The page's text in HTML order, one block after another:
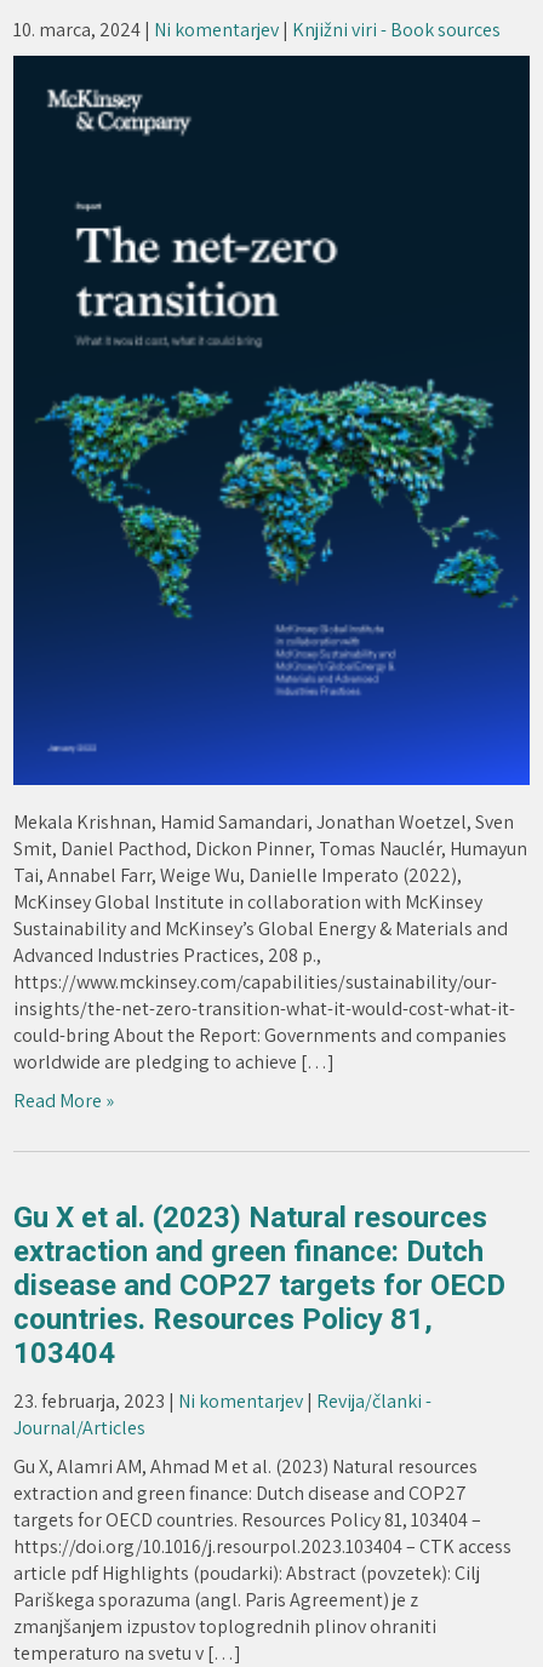
10. marca, 2024| Ni komentarjev| Knjižni viri - Book sources
Mekala Krishnan, Hamid Samandari, Jonathan Woetzel, Sven
Smit, Daniel Pacthod, Dickon Pinner, Tomas Nauclér, Humayun
Tai, Annabel Farr, Weige Wu, Danielle Imperato (2022),
McKinsey Global Institute in collaboration with McKinsey
Sustainability and McKinsey’s Global Energy & Materials and
Advanced Industries Practices, 208 p.,
https://www.mckinsey.com/capabilities/sustainability/our-
insights/the-net-zero-transition-what-it-would-cost-what-it-
could-bring About the Report: Governments and companies
worldwide are pledging to achieve […]
Read More »
Gu X et al. (2023) Natural resources
extraction and green finance: Dutch
disease and COP27 targets for OECD
countries. Resources Policy 81,
103404
23. februarja, 2023 | Ni komentarjev| Revija/članki -
Journal/Articles
Gu X, Alamri AM, Ahmad M et al. (2023) Natural resources
extraction and green finance: Dutch disease and COP27
targets for OECD countries. Resources Policy 81, 103404 –
https://doi.org/10.1016/j.resourpol.2023.103404 – CTK access
article pdf Highlights (poudarki): Abstract (povzetek): Cilj
Pariškega sporazuma (angl. Paris Agreement) je z
zmanjšanjem izpustov toplogrednih plinov ohraniti
temperaturo na svetu v […]